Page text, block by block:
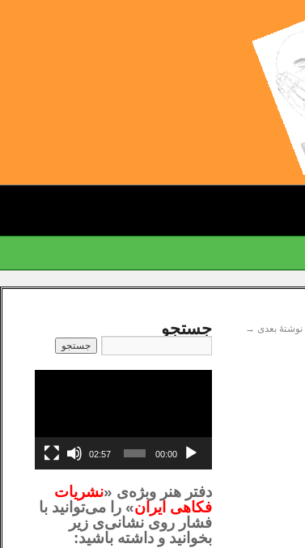
نوشتهٔ بعدی → جستجو
00:00
02:57
دفتر هنر وبژه‌ی «نشریات
فکاهی ایران» را می‌توانید با
فشار روی نشانی‌ی زیر
بخوانید و داشته باشید: